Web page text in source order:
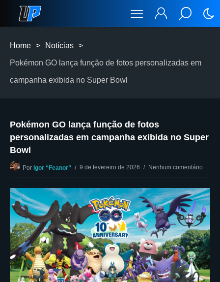
Home > Notícias >
Pokémon GO lança função de fotos personalizadas em
campanha exibida no Super Bowl
Pokémon GO lança função de fotos
personalizadas em campanha exibida no Super
Bowl
Por Igor “Feanor” 9 de fevereiro de 2026 Nenhum comentário